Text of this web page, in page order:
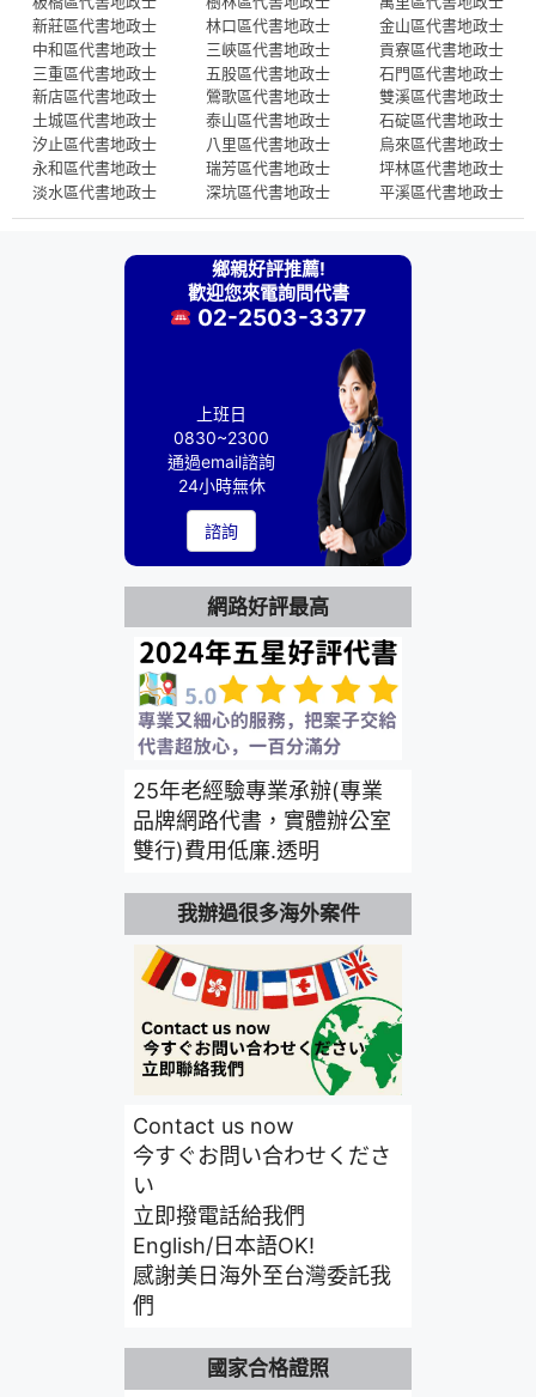
新莊區代書地政士
中和區代書地政士
三重區代書地政士
新店區代書地政士
土城區代書地政士
汐止區代書地政士
永和區代書地政士
淡水區代書地政士
林口區代書地政士
三峽區代書地政士
五股區代書地政士
鶯歌區代書地政士
泰山區代書地政士
八里區代書地政士
瑞芳區代書地政士
深坑區代書地政士
金山區代書地政士
貢寮區代書地政士
石門區代書地政士
雙溪區代書地政士
石碇區代書地政士
烏來區代書地政士
坪林區代書地政士
平溪區代書地政士
鄉親好評推薦!
歡迎您來電詢問代書
02-2503-3377
上班日
0830~2300
通過email諮詢
24小時無休
諮詢
網路好評最高
25年老經驗專業承辦(專業
品牌網路代書，實體辦公室
雙行)費用低廉.透明
我辦過很多海外案件
Contact us now
今すぐお問い合わせくださ
い
立即撥電話給我們
English/日本語OK!
感謝美日海外至台灣委託我
們
國家合格證照